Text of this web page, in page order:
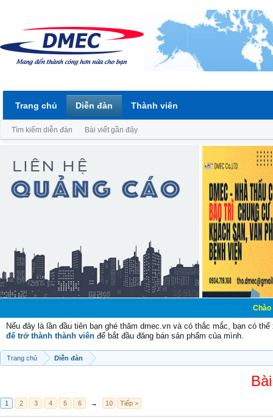
Chào mừng các
Nếu đây là lần đầu tiên bạn ghé thăm dmec.vn và có thắc mắc, bạn có
để trở thành thành viên để bắt đầu đăng bán sản phẩm của mình.
Trang chủ Diễn đàn
1 2 3 4 5 6 → 10 Tiếp >
Trang chủ Diễn đàn
Tìm kiếm diễn đàn Bài viết gần đây
Thành viên